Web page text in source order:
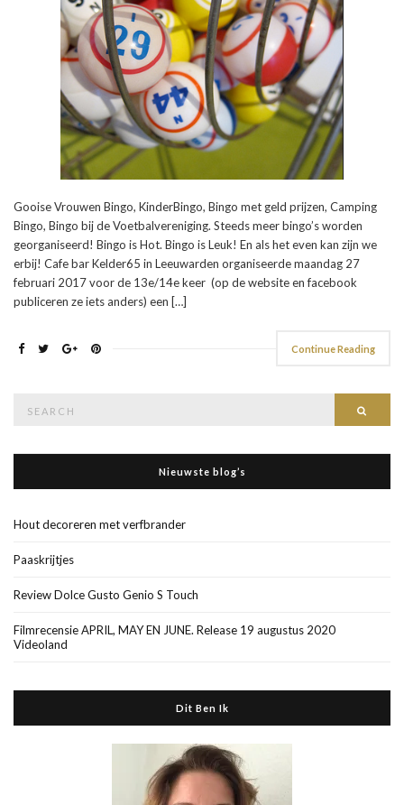
Gooise Vrouwen Bingo, KinderBingo, Bingo met geld prijzen, Camping
Bingo, Bingo bij de Voetbalvereniging. Steeds meer bingo’s worden
georganiseerd! Bingo is Hot. Bingo is Leuk! En als het even kan zijn we
erbij! Cafe bar Kelder65 in Leeuwarden organiseerde maandag 27
februari 2017 voor de 13e/14e keer (op de website en facebook
publiceren ze iets anders) een […]
Continue Reading
Nieuwste blog’s
Hout decoreren met verfbrander
Paaskrijtjes
Review Dolce Gusto Genio S Touch
Filmrecensie APRIL, MAY EN JUNE. Release 19 augustus 2020
Videoland
Dit Ben Ik